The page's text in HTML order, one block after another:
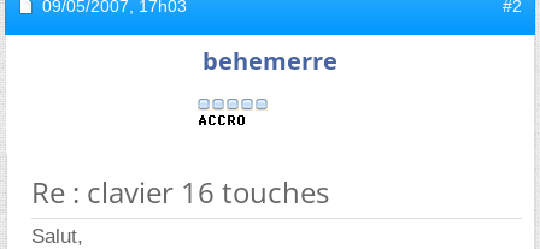
09/05/2007, 17h03 #2
behemerre
Re : clavier 16 touches
Salut,